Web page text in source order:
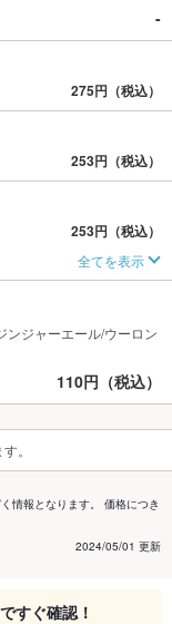
-
275円（税込）
253円（税込）
253円（税込）
全てを表示
ンジャーエール/ウーロン
110円（税込）
。
情報となります。 価格につき
2024/05/01 更新
すぐ確認！